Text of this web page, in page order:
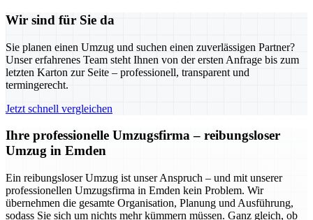
Wir sind für Sie da
Sie planen einen Umzug und suchen einen zuverlässigen Partner?
Unser erfahrenes Team steht Ihnen von der ersten Anfrage bis zum
letzten Karton zur Seite – professionell, transparent und
termingerecht.
Jetzt schnell vergleichen
Ihre professionelle Umzugsfirma – reibungsloser
Umzug in Emden
Ein reibungsloser Umzug ist unser Anspruch – und mit unserer
professionellen Umzugsfirma in Emden kein Problem. Wir
übernehmen die gesamte Organisation, Planung und Ausführung,
sodass Sie sich um nichts mehr kümmern müssen. Ganz gleich, ob